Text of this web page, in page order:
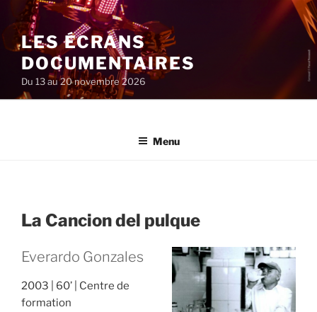
au
contenu
principal
LES ÉCRANS
DOCUMENTAIRES
Du 13 au 20 novembre 2026
Menu
La Cancion del pulque
Everardo Gonzales
2003 60’
Centre de
formation